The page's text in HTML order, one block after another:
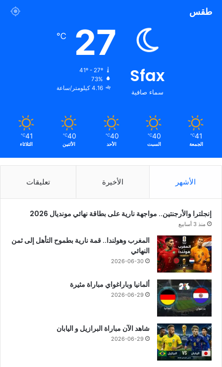
طقس
Sfax
سماء صافية
27
℃
41º - 27º
73%
4.16 كيلومتر/ساعة
41
℃
الجمعة
40
℃
السبت
40
℃
الأحد
40
℃
الأثنين
41
℃
الثلاثاء
الأشهر الأخيرة تعليقات
إنجلترا والأرجنتين.. مواجهة نارية على بطاقة نهائي مونديال 2026
منذ 3 أسابيع
المغرب وهولندا.. قمة نارية بطموح التأهل إلى ثمن
النهائي
2026-06-30
ألمانيا وباراغواي مباراة مثيرة
2026-06-29
شاهد الآن مباراة البرازيل و اليابان
2026-06-29